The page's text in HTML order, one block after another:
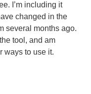
I’m including it
changed in the
several months ago.
tool, and am
ways to use it.